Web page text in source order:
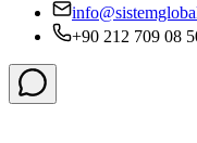
+90 212 709 08